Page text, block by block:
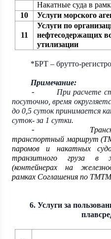
Накатные суда в
10
Услуги морского
11
Услуги по
нефтесодержащих
утилизации
*БРТ – брутто-
Примечание:
-
При расчете
посуточно, время
до 0,5 суток принимается
суток- за 1 сутки.
-
транспортный маршрут
паромов и накатных
транзитного груза в
(контейнерах на
рамках Соглашения по
6. Услуги за